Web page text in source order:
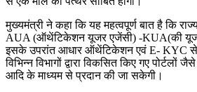
मुख्यमंत्री ने कहा कि यह महत्वपूर्ण बात है कि
AUA (ऑथेंटिकेशन यूजर एजेंसी) -KUA(की यूजर
इसके उपरांत आधार ऑथेंटिकेशन एवं E- KYC से
विभिन्न विभागों द्वारा विकसित किए गए पोर्टलों
आदि के माध्यम से प्रदान की जा सकेगी।